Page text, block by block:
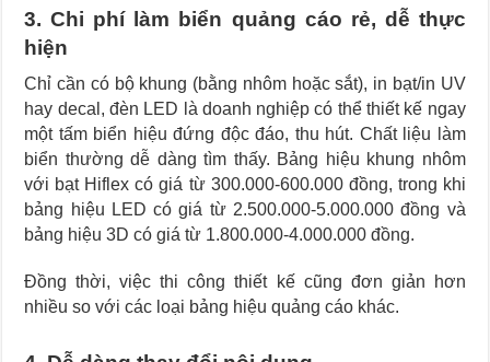
3. Chi phí làm biển quảng cáo rẻ, dễ thực
hiện
Chỉ cần có bộ khung (bằng nhôm hoặc sắt), in bạt/in UV
hay decal, đèn LED là doanh nghiệp có thể thiết kế ngay
một tấm biển hiệu đứng độc đáo, thu hút. Chất liệu làm
biển thường dễ dàng tìm thấy. Bảng hiệu khung nhôm
với bạt Hiflex có giá từ 300.000-600.000 đồng, trong khi
bảng hiệu LED có giá từ 2.500.000-5.000.000 đồng và
bảng hiệu 3D có giá từ 1.800.000-4.000.000 đồng.
Đồng thời, việc thi công thiết kế cũng đơn giản hơn
nhiều so với các loại bảng hiệu quảng cáo khác.